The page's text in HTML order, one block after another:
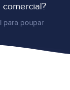
para poupar